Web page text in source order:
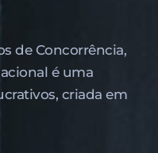
de Concor­rência,
é uma
criada em